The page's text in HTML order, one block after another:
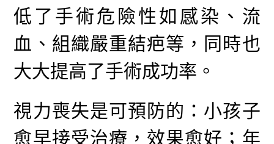
低了手術危險性如感染、流
血、組織嚴重結疤等，同時也
大大提高了手術成功率。
視力喪失是可預防的：小孩子
愈早接受治療，效果愈好；年